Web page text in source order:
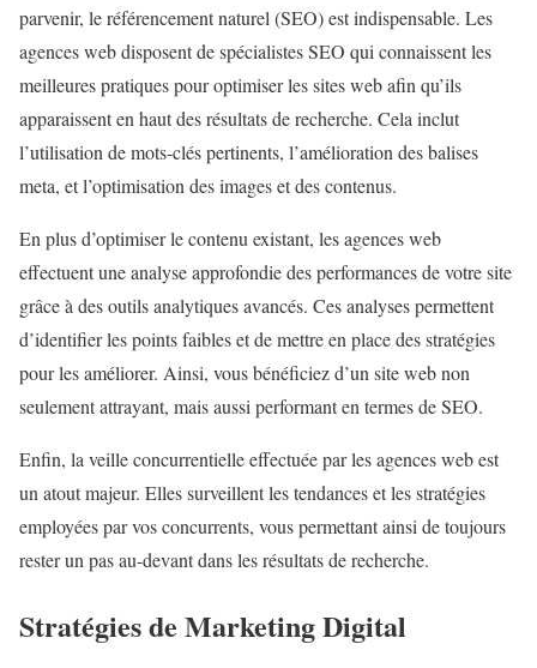
parvenir, le référencement naturel (SEO) est indispensable. Les
agences web disposent de spécialistes SEO qui connaissent les
meilleures pratiques pour optimiser les sites web afin qu’ils
apparaissent en haut des résultats de recherche. Cela inclut
l’utilisation de mots-clés pertinents, l’amélioration des balises
meta, et l’optimisation des images et des contenus.
En plus d’optimiser le contenu existant, les agences web
effectuent une analyse approfondie des performances de votre site
grâce à des outils analytiques avancés. Ces analyses permettent
d’identifier les points faibles et de mettre en place des stratégies
pour les améliorer. Ainsi, vous bénéficiez d’un site web non
seulement attrayant, mais aussi performant en termes de SEO.
Enfin, la veille concurrentielle effectuée par les agences web est
un atout majeur. Elles surveillent les tendances et les stratégies
employées par vos concurrents, vous permettant ainsi de toujours
rester un pas au-devant dans les résultats de recherche.
Stratégies de Marketing Digital